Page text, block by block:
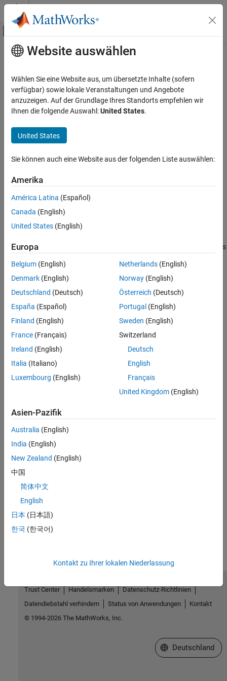
Weiter zum Inhalt
Umschaltung für Off-Canvas-
Startseite der Dokumentation
MATLAB Coder
Code Generation
Code Generation Fundamentals
Configuring Code Generation
Description
Programmatic Use
Version History
See Also
Hauptinhalt
Test Device Details: char
Length in bits of the Cchardata type
Description
App Configuration Pane:
supports, specified as an integer value from 8 through 32. The
value must be a multiple of 8.
Dependencies:
vendor
parameters sets
This parameter is enabled only if you can modify it for the
specified device.
Settings
This setting is the default setting.
multiple of 8, from 8 through 32
Programmatic Use
Values:8 | multiple of 8, from 8 through 32
Default:8
Version History
Introduced in R2011a
See Also
coder.HardwareImplementation
Website auswählen
Wählen Sie eine Website aus, um übersetzte Inhalte (sofern
verfügbar) sowie lokale Veranstaltungen und Angebote
anzuzeigen. Auf der Grundlage Ihres Standorts empfehlen wir
Ihnen die folgende Auswahl:United States.
United States
Sie können auch eine Website aus der folgenden Liste auswählen:
Amerika
América Latina (Español)
Canada (English)
United States (English)
Europa
Belgium (English)
Denmark (English)
Deutschland (Deutsch)
España (Español)
Finland (English)
France (Français)
Ireland (English)
Italia (Italiano)
Luxembourg (English)
Netherlands(English)
Norway(English)
Österreich (Deutsch)
Portugal (English)
Sweden (English)
Switzerland
Deutsch
English
Français
United Kingdom(English)
Asien-Pazifik
Australia (English)
India (English)
New Zealand (English)
中国
简体中文
English
日本 (日本語)
한국 (한국어)
Kontakt zu Ihrer lokalen Niederlassung
Trust Center Handelsmarken
Datenschutz-Richtlinien
Datendiebstahl verhindern
Status von Anwendungen
Kontakt
© 1994-2026 The MathWorks, Inc.
Website auswählen
Deutschland